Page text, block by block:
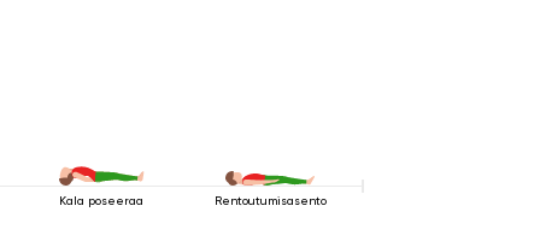
Kala poseeraa Rentoutumisasento